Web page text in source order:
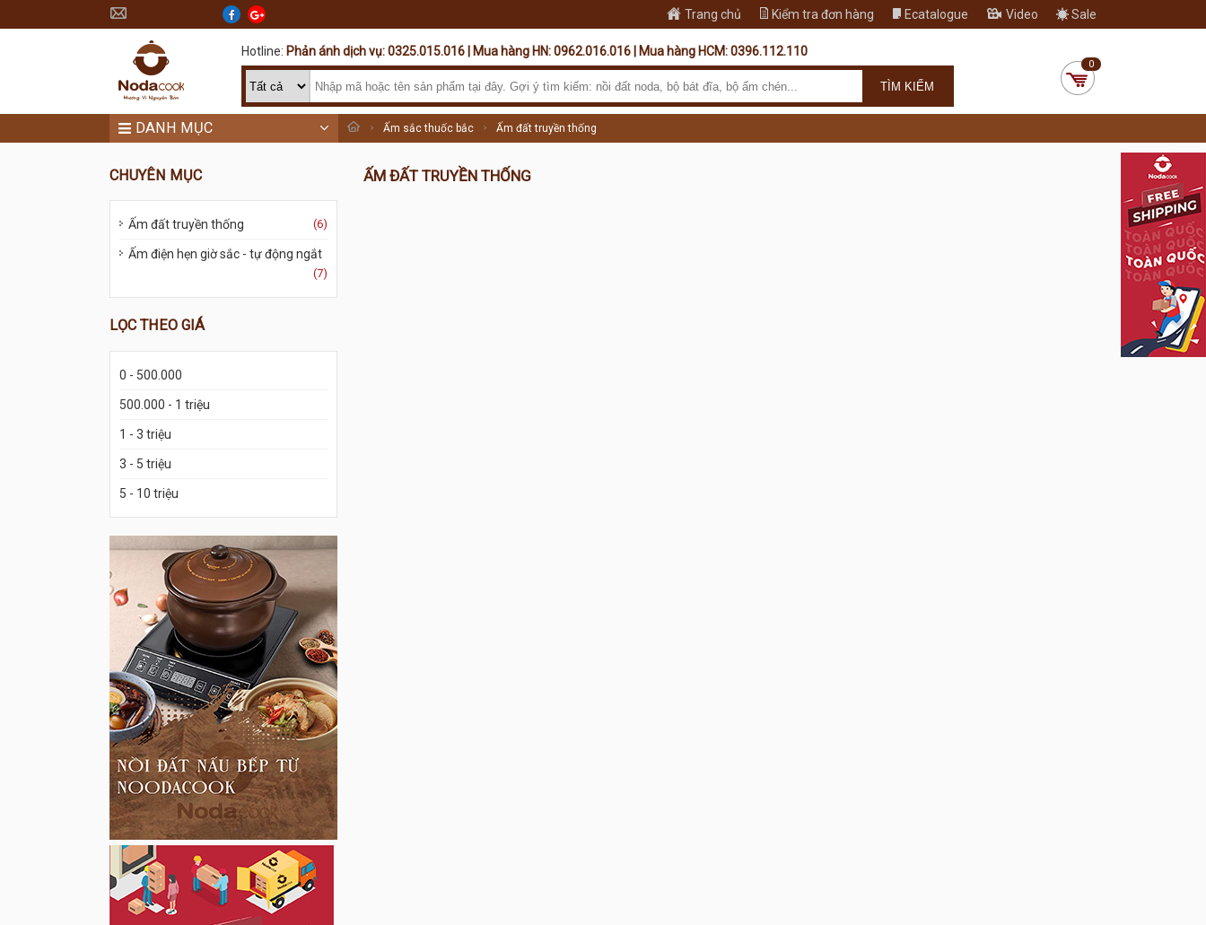
Trang chủ Kiểm tra đơn hàng Ecatalogue Video Sale
Hotline: Phản ánh dịch vụ: 0325.015.016 | Mua hàng HN: 0962.016.016 | Mua hàng HCM: 0396.112.110
0
DANH MỤC Ấm sắc thuốc bắc Ấm đất truyền thống
CHUYÊN MỤC
Ấm đất truyền thống (6)
Ấm điện hẹn giờ sắc - tự động ngắt
(7)
LỌC THEO GIÁ
0 - 500.000
500.000 - 1 triệu
1 - 3 triệu
3 - 5 triệu
5 - 10 triệu
ẤM ĐẤT TRUYỀN THỐNG